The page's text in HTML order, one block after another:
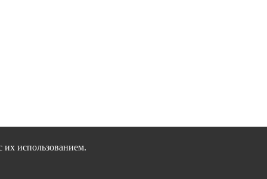
их использованием.